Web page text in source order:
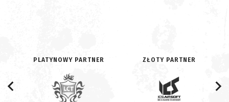
PLATYNOWY PARTNER ZŁOTY PARTNER